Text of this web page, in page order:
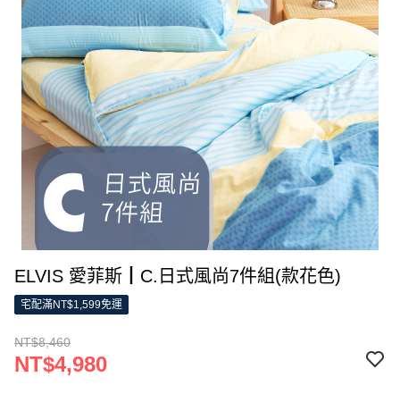
ELVIS 愛菲斯┃C.日式風尚7件組(款花色)
宅配滿NT$1,599免運
NT$8,460
NT$4,980